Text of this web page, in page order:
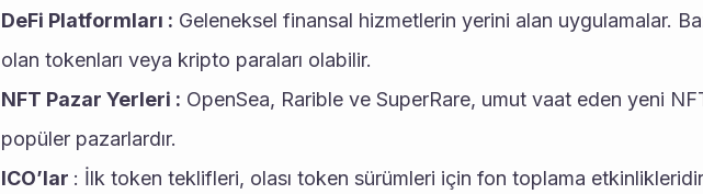
DeFi Platformları : Geleneksel finansal hizmetlerin yerini alan uygulamalar.
olan tokenları veya kripto paraları olabilir.
NFT Pazar Yerleri : OpenSea, Rarible ve SuperRare, umut vaat eden yeni
popüler pazarlardır.
ICO’lar : İlk token teklifleri, olası token sürümleri için fon toplama